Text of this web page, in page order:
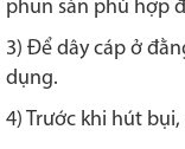
phun sàn phù hợp
3) Để dây cáp ở
dụng.
4) Trước khi hút